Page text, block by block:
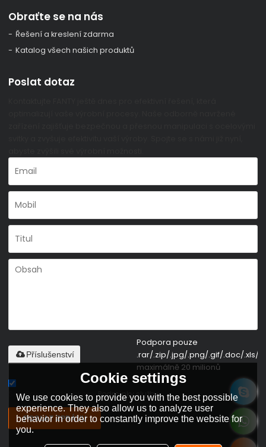
Obraťte se na nás
Řešení a kreslení zdarma
Katalog všech našich produktů
Poslat dotaz
Podpora pouze
.rar/.zip/.jpg/.png/.gif/.doc/.xls/
maximálně 20 milionů
Příslušenství
Souhlas s podmínkami,Podmínky služby
POSLAT ZPRÁVU
Cookie settings
We use cookies to provide you with the best possible
experience. They also allow us to analyze user
behavior in order to constantly improve the website for
you.